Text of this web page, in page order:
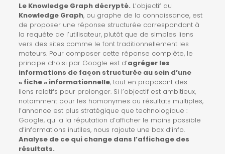
Le Knowledge Graph décrypté. L’objectif du
Knowledge Graph, ou graphe de la connaissance, est
de proposer une réponse structurée correspondant à
la requête de l’utilisateur, plutôt que de simples liens
vers des sites comme le font traditionnellement les
moteurs. Pour composer cette réponse complète, le
principe choisi par Google est d’agréger les
informations de façon structurée au sein d’une
« fiche » informationnelle, tout en proposant des
liens relatifs pour prolonger. Si l’objectif est ambitieux,
notamment pour les homonymes ou résultats multiples,
l’annonce est plus stratégique que technologique :
Google, qui a la réputation d’afficher le moins possible
d’informations inutiles, nous rajoute une box d’info.
Analyse de ce qui change dans l’affichage des
résultats.